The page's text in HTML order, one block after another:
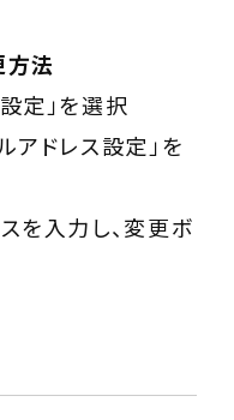
法
定」を選択
アドレス設定」を
を入力し、変更ボ